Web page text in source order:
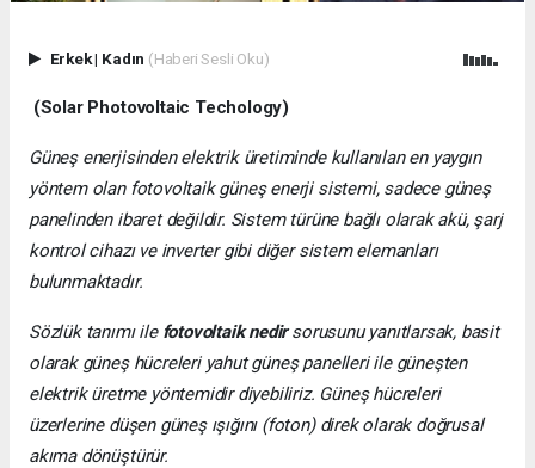
Erkek| Kadın (Haberi Sesli Oku)
(Solar Photovoltaic Techology)
Güneş enerjisinden elektrik üretiminde kullanılan en yaygın
yöntem olan fotovoltaik güneş enerji sistemi, sadece güneş
panelinden ibaret değildir. Sistem türüne bağlı olarak akü, şarj
kontrol cihazı ve inverter gibi diğer sistem elemanları
bulunmaktadır.
Sözlük tanımı ile fotovoltaik nedirsorusunu yanıtlarsak, basit
olarak güneş hücreleri yahut güneş panelleri ile güneşten
elektrik üretme yöntemidir diyebiliriz. Güneş hücreleri
üzerlerine düşen güneş ışığını (foton) direk olarak doğrusal
akıma dönüştürür.